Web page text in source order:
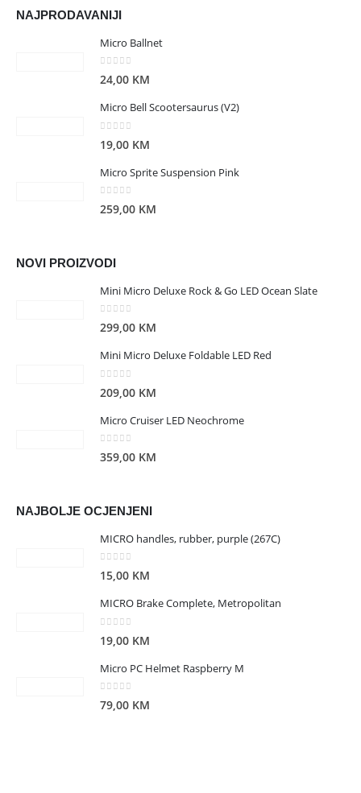
NAJPRODAVANIJI
Micro Ballnet
0 out of 5
24,00 KM
Micro Bell Scootersaurus (V2)
19,00 KM
Micro Sprite Suspension Pink
0 out of 5
259,00 KM
NOVI PROIZVODI
Mini Micro Deluxe Rock & Go LED Ocean Slate
0 out of 5
299,00 KM
Mini Micro Deluxe Foldable LED Red
209,00 KM
Micro Cruiser LED Neochrome
0out of 5
359,00 KM
NAJBOLJE OCJENJENI
MICRO handles, rubber, purple (267C)
0 out of 5
15,00 KM
MICRO Brake Complete, Metropolitan
19,00 KM
Micro PC Helmet Raspberry M
0out of 5
79,00 KM